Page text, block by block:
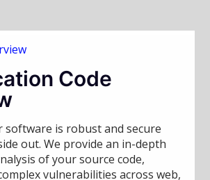
Code
software is robust and secure
out. We provide an in-depth
of your source code,
vulnerabilities across web,